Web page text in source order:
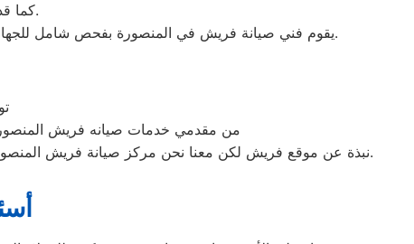
كما قد تظهر مشكلات في الترموستات أو في الكومبروسر تؤثر على كفاءة التبريد.
يقوم فني صيانة فريش في المنصورة بفحص شامل للجهاز باستخدام أدوات دقيقة لتحديد السبب وإصلاح العطل بسرعة، مما يضمن إعادة تشغيل الثلاجة بكفاءة تامة دون تكرار المشكلة.
من مقدمي خدمات صيانه فريش
نبذة عن موقع فريش لكن معنا نحن مركز صيانة فريش.